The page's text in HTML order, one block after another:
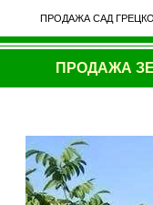
ПРОДАЖА САД
ПРОДАЖА